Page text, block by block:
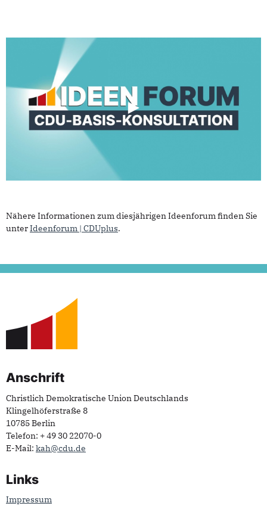
Nähere Informationen zum diesjährigen Ideenforum finden Sie
unterIdeenforum | CDUplus.
Fußbereich
Anschrift
Christlich Demokratische Union Deutschlands
Klingelhöferstraße 8
10785Berlin
Telefon: + 49 30 22070-0
E-Mail: kah@cdu.de
Links
Impressum